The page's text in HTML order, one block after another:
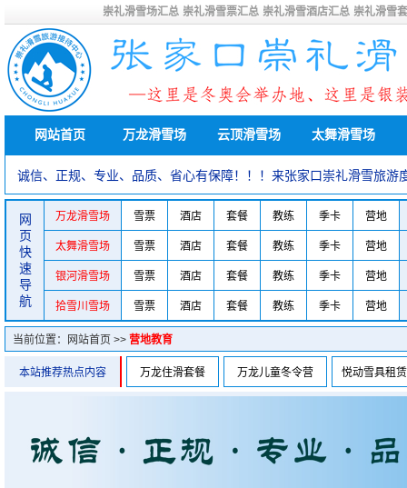
崇礼滑雪场汇总 崇礼滑雪票汇总 崇礼滑雪酒店汇总 崇礼滑雪
网站首页 万龙滑雪场 云顶滑雪场 太舞滑雪场
诚信、正规、专业、品质、省心有保障！！！来张家口崇礼滑雪旅
网
页
快
速
导
航
万龙滑雪场 雪票 酒店 套餐 教练 季卡 营地
太舞滑雪场 雪票 酒店 套餐 教练 季卡 营地
银河滑雪场 雪票 酒店 套餐 教练 季卡 营地
拾雪川雪场 雪票 酒店 套餐 教练 季卡 营地
当前位置： 网站首页 >> 营地教育
本站推荐热点内容 万龙住滑套餐 万龙儿童冬令营 悦动雪具租